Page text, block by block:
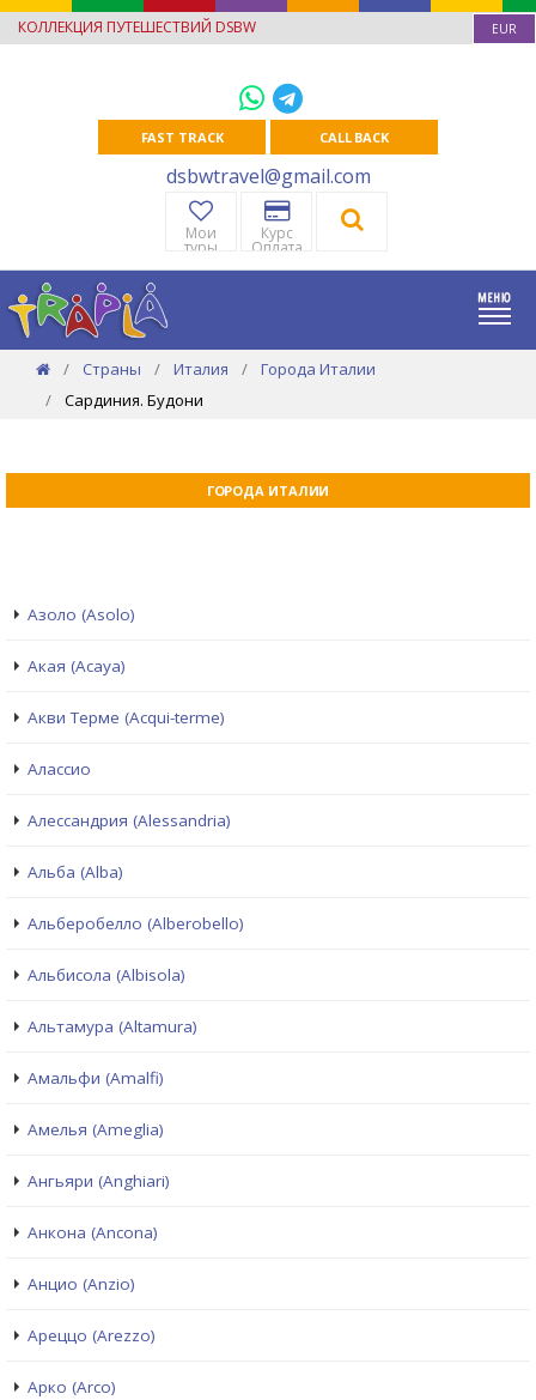
КОЛЛЕКЦИЯ ПУТЕШЕСТВИЙ DSBW EUR
FAST TRACK CALL BACK
dsbwtravel@gmail.com
Мои
туры
Курс
Оплата
Страны Италия
Города Италии
Сардиния. Будони
ГОРОДА ИТАЛИИ
Азоло (Asolo)
Акая (Acaya)
Акви Терме (Acqui-terme)
Алассио
Алессандрия (Alessandria)
Альба (Alba)
Альберобелло (Alberobello)
Альбисола (Albisola)
Альтамура (Altamura)
Амальфи (Amalfi)
Амелья (Ameglia)
Ангьяри (Anghiari)
Анкона (Ancona)
Анцио (Anzio)
Ареццо (Arezzo)
Арко (Arco)